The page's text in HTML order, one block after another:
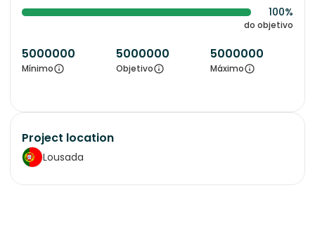
100%
do objetivo
5000000
Mínimo
5000000
Objetivo
5000000
Máximo
Project location
Lousada